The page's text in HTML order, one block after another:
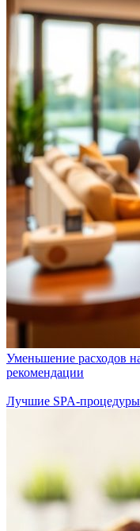
Уменьшение расходов
рекомендации
Лучшие SPA-процедуры